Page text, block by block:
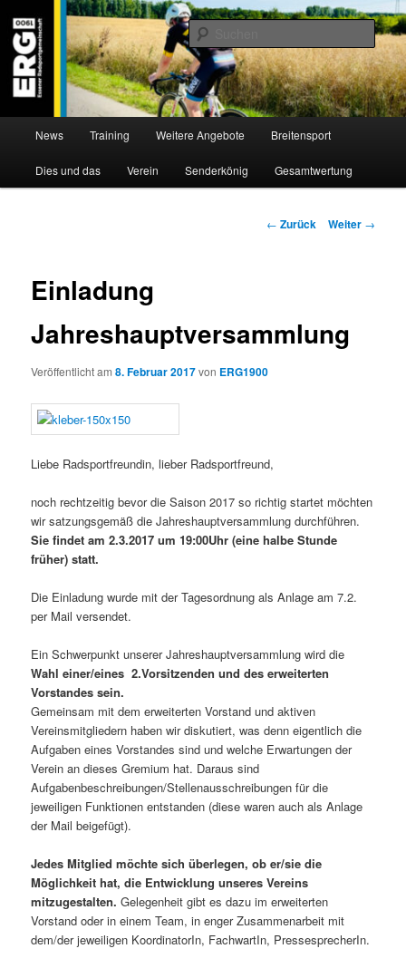
Inhalt
wechseln
ERG 1900 e.V
Willkommen bei der Essener Radsportgemeinschaft
News Training Weitere Angebote Breitensport
Dies und das Verein Senderkönig Gesamtwertung
Beitragsnavigation
← Zurück Weiter →
Einladung
Jahreshauptversammlung
Veröffentlicht am8. Februar 2017von ERG1900
Liebe Radsportfreundin, lieber Radsportfreund,
noch rechtzeitig bevor die Saison 2017 so richtig startet möchten
wir satzungsgemäß die Jahreshauptversammlung durchführen.
Sie findet am 2.3.2017 um 19:00Uhr (eine halbe Stunde
früher) statt.
Die Einladung wurde mit der Tagesordnung als Anlage am 7.2.
per Mail versendet.
Ein Schwerpunkt unserer Jahreshauptversammlung wird die
Wahl einer/eines 2.Vorsitzenden und des erweiterten
Vorstandes sein.
Gemeinsam mit dem erweiterten Vorstand und aktiven
Vereinsmitgliedern haben wir diskutiert, was denn eigentlich die
Aufgaben eines Vorstandes sind und welche Erwartungen der
Verein an dieses Gremium hat. Daraus sind
Aufgabenbeschreibungen/Stellenausschreibungen für die
jeweiligen Funktionen entstanden (diese waren auch als Anlage
der Mail beigefügt).
Jedes Mitglied möchte sich überlegen, ob er/sie die
Möglichkeit hat, die Entwicklung unseres Vereins
mitzugestalten. Gelegenheit gibt es dazu im erweiterten
Vorstand oder in einem Team, in enger Zusammenarbeit mit
dem/der jeweiligen KoordinatorIn, FachwartIn, PressesprecherIn.